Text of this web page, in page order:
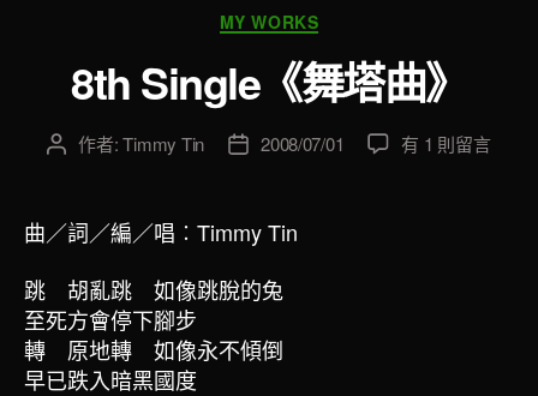
分
類
MY WORKS
8th Single《舞塔曲》
文
者
作者:Timmy Tin
文
佈
日
期
2008/07/01
在
有 1 則留言
曲／詞／編／唱 ︰ Timmy Tin
跳 胡亂跳 如像跳脫的兔
至死方會停下腳步
轉 原地轉 如像永不傾倒
早已跌入暗黑國度